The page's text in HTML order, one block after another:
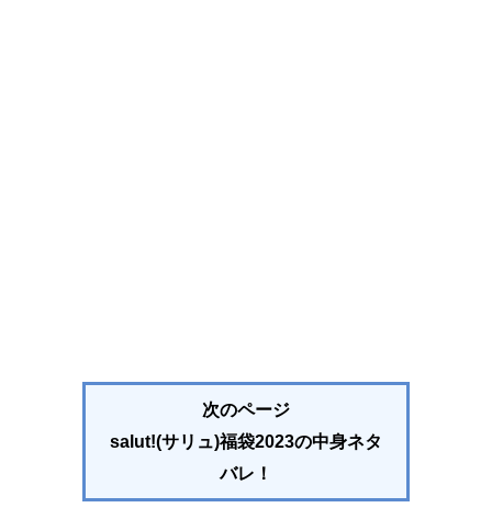
次のページ
salut!(サリュ)福袋2023の中身ネタ
バレ！